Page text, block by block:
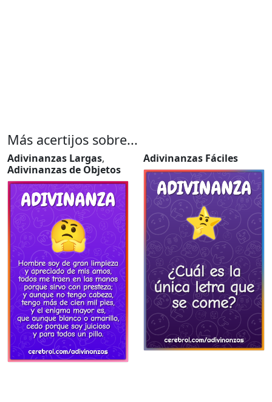
Más acertijos sobre...
Adivinanzas Largas,
Adivinanzas de Objetos
Adivinanzas Fáciles